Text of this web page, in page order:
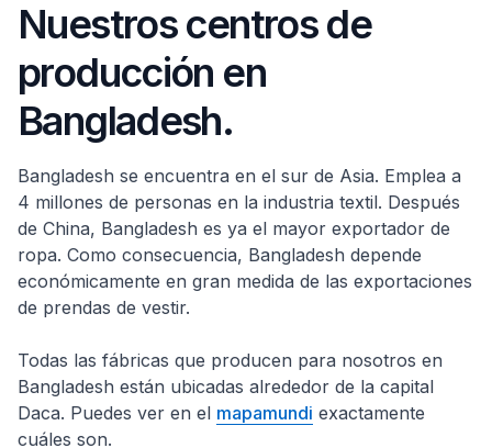
Nuestros centros de
producción en
Bangladesh.
Bangladesh se encuentra en el sur de Asia. Emplea a
4 millones de personas en la industria textil. Después
de China, Bangladesh es ya el mayor exportador de
ropa. Como consecuencia, Bangladesh depende
económicamente en gran medida de las exportaciones
de prendas de vestir.
Todas las fábricas que producen para nosotros en
Bangladesh están ubicadas alrededor de la capital
Daca. Puedes ver en el mapamundi exactamente
cuáles son.